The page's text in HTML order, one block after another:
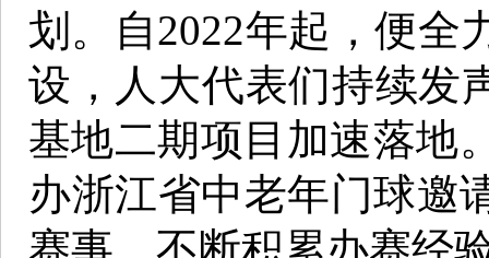
划。自2022年起，便全
设，人大代表们持续发
基地二期项目加速落地
办浙江省中老年门球邀